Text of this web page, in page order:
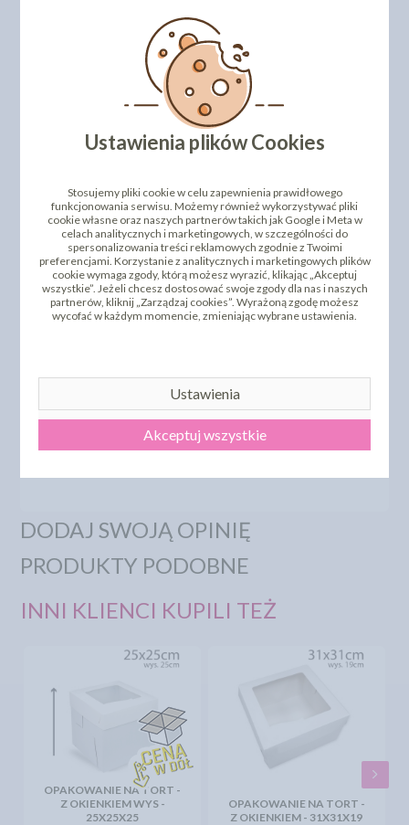
Kartony na tort o wymiarze 31x31x25cm pakowane są
pojedynczo w folie zabezpieczające przed brudem oraz
wilgocią, podobnie jak wszystkie kartony marki
DODAJ SWOJĄ OPINIĘ
PRODUKTY PODOBNE
INNI KLIENCI KUPILI TEŻ
OPAKOWANIE NA TORT -
Z OKIENKIEM WYS -
25X25X25
OPAKOWANIE NA TORT -
Z OKIENKIEM - 31X31X19
Ustawienia plików Cookies
Stosujemy pliki cookie w celu zapewnienia prawidłowego
funkcjonowania serwisu. Możemy również wykorzystywać pliki
cookie własne oraz naszych partnerów takich jak Google i Meta w
celach analitycznych i marketingowych, w szczególności do
spersonalizowania treści reklamowych zgodnie z Twoimi
preferencjami. Korzystanie z analitycznych i marketingowych plików
cookie wymaga zgody, którą możesz wyrazić, klikając „Akceptuj
wszystkie”. Jeżeli chcesz dostosować swoje zgody dla nas i naszych
partnerów, kliknij „Zarządzaj cookies”. Wyrażoną zgodę możesz
wycofać w każdym momencie, zmieniając wybrane ustawienia.
Ustawienia
Akceptuj wszystkie